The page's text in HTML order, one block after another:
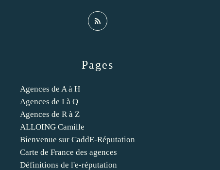
Pages
Agences de A à H
Agences de I à Q
Agences de R à Z
ALLOING Camille
Bienvenue sur CaddE-Réputation
Carte de France des agences
Définitions de l'e-réputation